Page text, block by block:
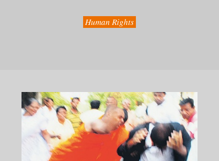
Human Rights